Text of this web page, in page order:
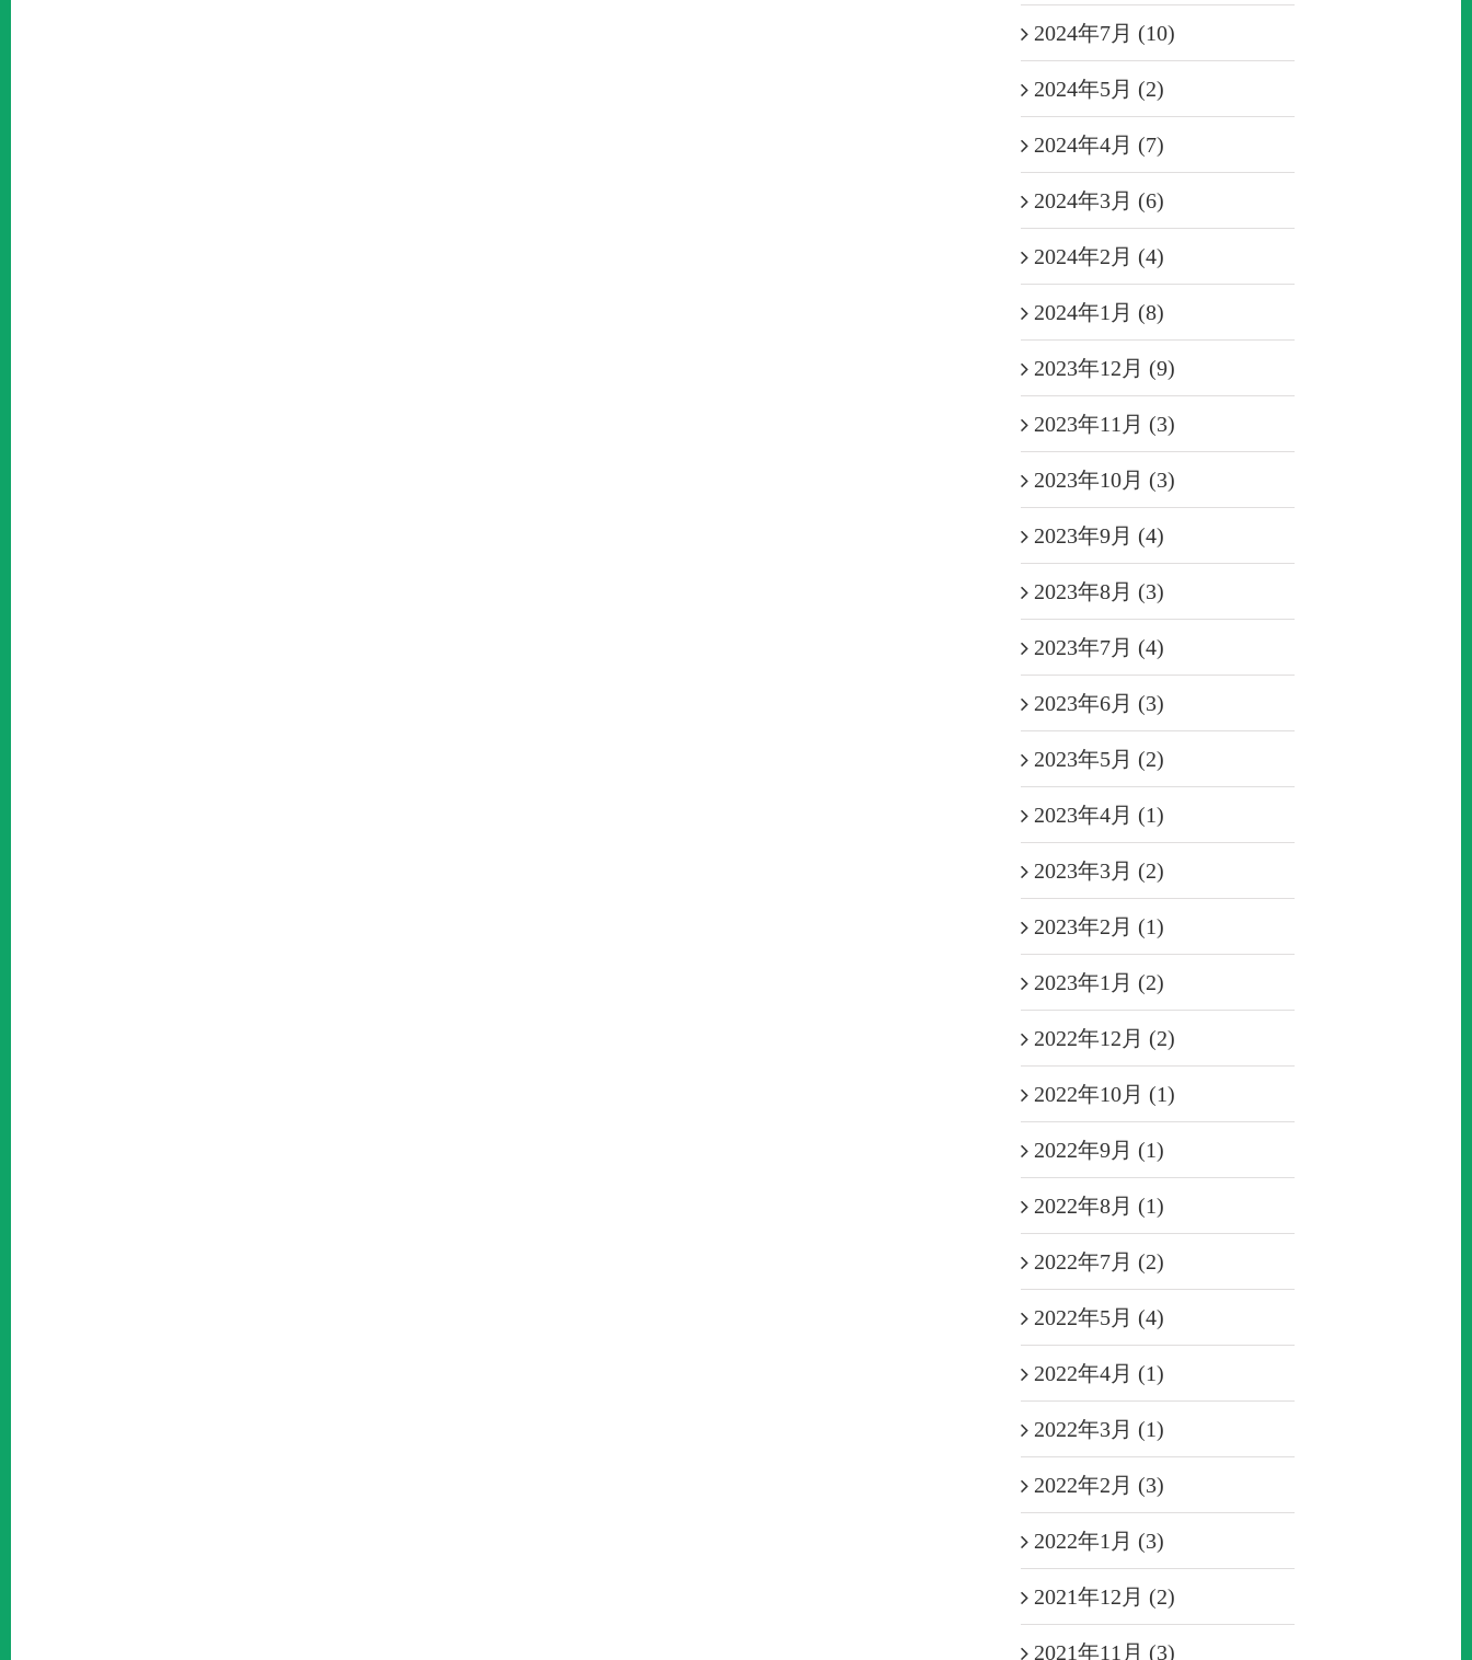
2024年7月 (10)
2024年5月 (2)
2024年4月 (7)
2024年3月 (6)
2024年2月 (4)
2024年1月 (8)
2023年12月 (9)
2023年11月 (3)
2023年10月 (3)
2023年9月 (4)
2023年8月 (3)
2023年7月 (4)
2023年6月 (3)
2023年5月 (2)
2023年4月 (1)
2023年3月 (2)
2023年2月 (1)
2023年1月 (2)
2022年12月 (2)
2022年10月 (1)
2022年9月 (1)
2022年8月 (1)
2022年7月 (2)
2022年5月 (4)
2022年4月 (1)
2022年3月 (1)
2022年2月 (3)
2022年1月 (3)
2021年12月 (2)
2021年11月 (3)